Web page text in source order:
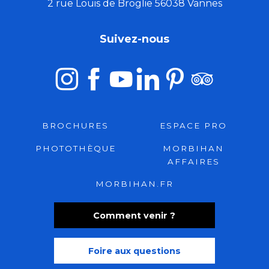
2 rue Louis de Broglie 56038 Vannes
Comment venir ?
Foire aux questions
Suivez-nous
BROCHURES ESPACE PRO
PHOTOTHÈQUE
MORBIHAN
AFFAIRES
MORBIHAN.FR